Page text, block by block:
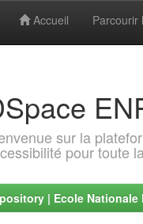
Accueil Parcourir
sur la
pour toute
| Ecole